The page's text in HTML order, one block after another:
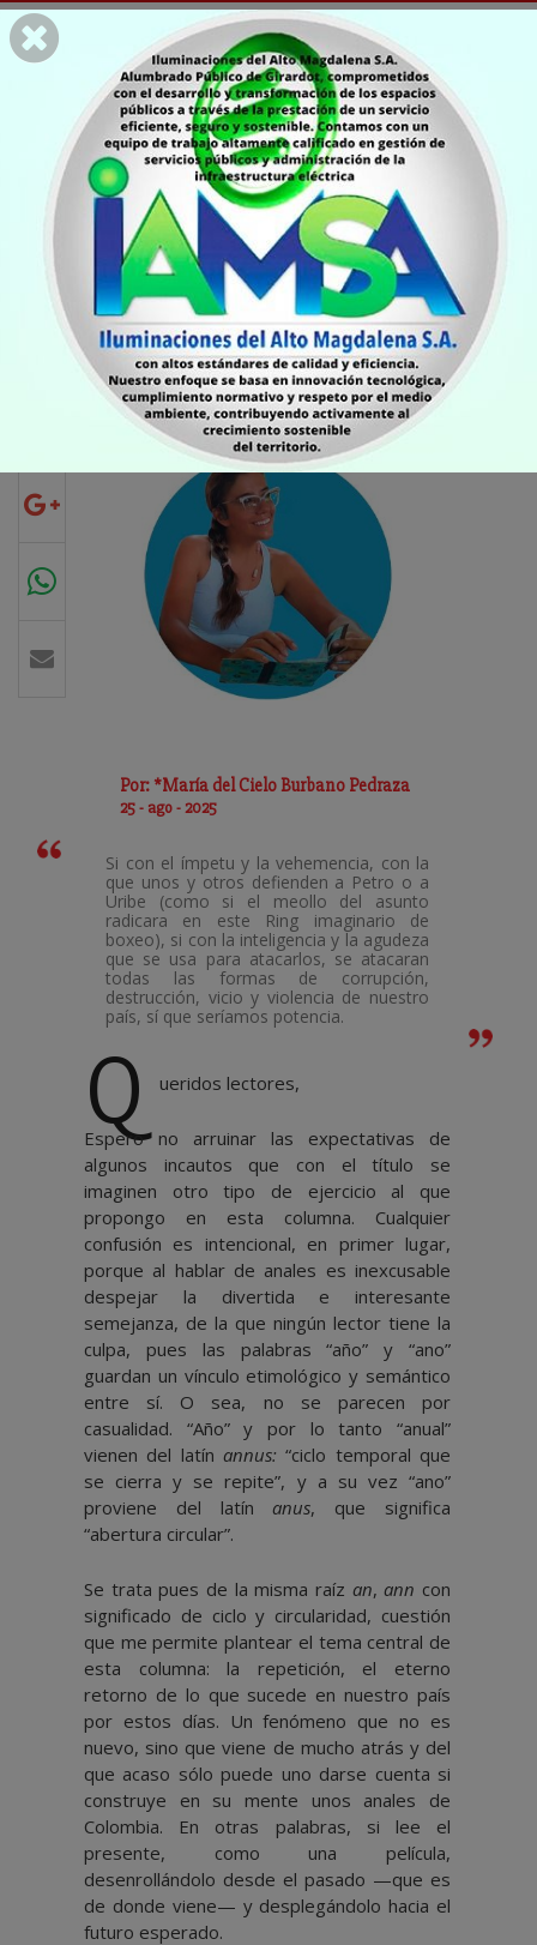
COLUMNISTAS
Por qué practicar los
anales
Por: *María del Cielo Burbano Pedraza
25 - ago - 2025
Si con el ímpetu y la vehemencia, con la
que unos y otros defienden a Petro o a
Uribe (como si el meollo del asunto
radicara en este Ring imaginario de
boxeo), si con la inteligencia y la agudeza
que se usa para atacarlos, se atacaran
todas las formas de corrupción,
destrucción, vicio y violencia de nuestro
país, sí que seríamos potencia.
Q ueridos lectores,
Espero no arruinar las expectativas de
algunos incautos que con el título se
imaginen otro tipo de ejercicio al que
propongo en esta columna. Cualquier
confusión es intencional, en primer lugar,
porque al hablar de anales es inexcusable
despejar la divertida e interesante
semejanza, de la que ningún lector tiene la
culpa, pues las palabras “año” y “ano”
guardan un vínculo etimológico y semántico
entre sí. O sea, no se parecen por
casualidad. “Año” y por lo tanto “anual”
vienen del latín annus: “ciclo temporal que
se cierra y se repite”, y a su vez “ano”
proviene del latínanus, que significa
“abertura circular”.
Se trata pues de la misma raíz an,ann con
significado de ciclo y circularidad, cuestión
que me permite plantear el tema central de
esta columna: la repetición, el eterno
retorno de lo que sucede en nuestro país
por estos días. Un fenómeno que no es
nuevo, sino que viene de mucho atrás y del
que acaso sólo puede uno darse cuenta si
construye en su mente unos anales de
Colombia. En otras palabras, si lee el
presente, como una película,
desenrollándolo desde el pasado —que es
de donde viene— y desplegándolo hacia el
futuro esperado.